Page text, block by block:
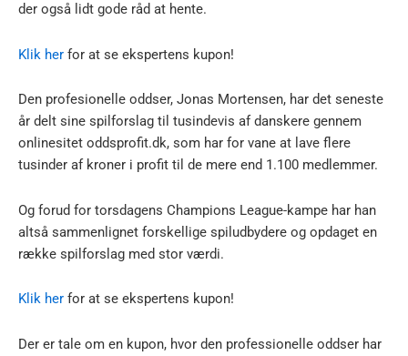
der også lidt gode råd at hente.
Klik her for at se ekspertens kupon!
Den profesionelle oddser, Jonas Mortensen, har det seneste
år delt sine spilforslag til tusindevis af danskere gennem
onlinesitet oddsprofit.dk, som har for vane at lave flere
tusinder af kroner i profit til de mere end 1.100 medlemmer.
Og forud for torsdagens Champions League-kampe har han
altså sammenlignet forskellige spiludbydere og opdaget en
række spilforslag med stor værdi.
Klik her for at se ekspertens kupon!
Der er tale om en kupon, hvor den professionelle oddser har